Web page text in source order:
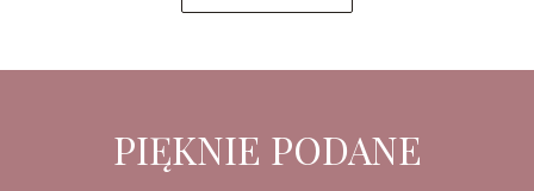
34,00 zł69,00 zł
(50.72%spared)
PIĘKNIE PODANE